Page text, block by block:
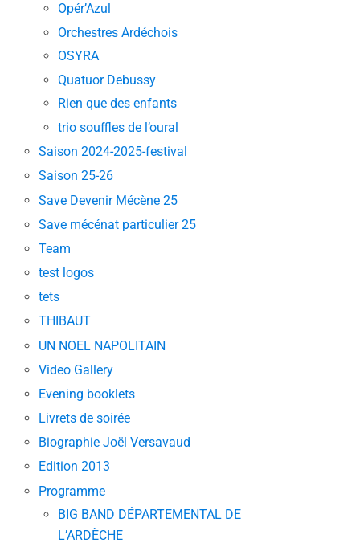
Opér’Azul
Orchestres Ardéchois
OSYRA
Quatuor Debussy
Rien que des enfants
trio souffles de l’oural
Saison 2024-2025-festival
Saison 25-26
Save Devenir Mécène 25
Save mécénat particulier 25
Team
test logos
tets
THIBAUT
UN NOEL NAPOLITAIN
Video Gallery
Evening booklets
Livrets de soirée
Biographie Joël Versavaud
Edition 2013
Programme
BIG BAND DÉPARTEMENTAL DE
L’ARDÈCHE